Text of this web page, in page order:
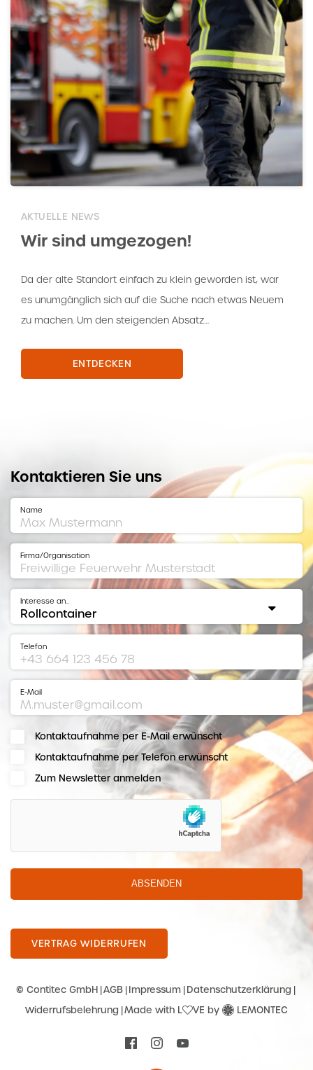
AKTUELLE NEWS
Wir sind umgezogen!
Da der alte Standort einfach zu klein geworden ist, war
es unumgänglich sich auf die Suche nach etwas Neuem
zu machen. Um den steigenden Absatz…
ENTDECKEN
Kontaktieren Sie uns
Name
Firma/Organisation
Interesse an…
Telefon
E-Mail
Kontaktaufnahme per E-Mail erwünscht
Kontaktaufnahme per Telefon erwünscht
Zum Newsletter anmelden
ABSENDEN
VERTRAG WIDERRUFEN
© Contitec GmbH AGB Impressum Datenschutzerklärung
Widerrufsbelehrung Made with L VE by LEMONTEC